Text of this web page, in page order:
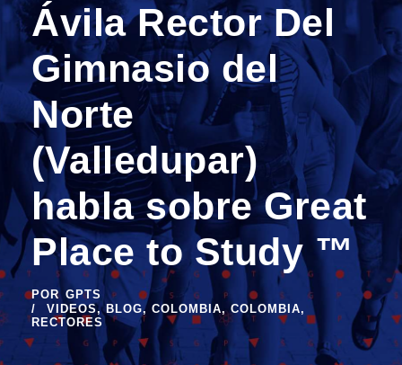
Ávila Rector Del
Gimnasio del
Norte
(Valledupar)
habla sobre Great
Place to Study ™
POR GPTS
VIDEOS, BLOG, COLOMBIA, COLOMBIA,
RECTORES